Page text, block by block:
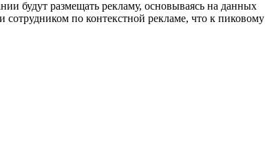
будут размещать рекламу, основываясь на данных
по контекстной рекламе, что к пиковому